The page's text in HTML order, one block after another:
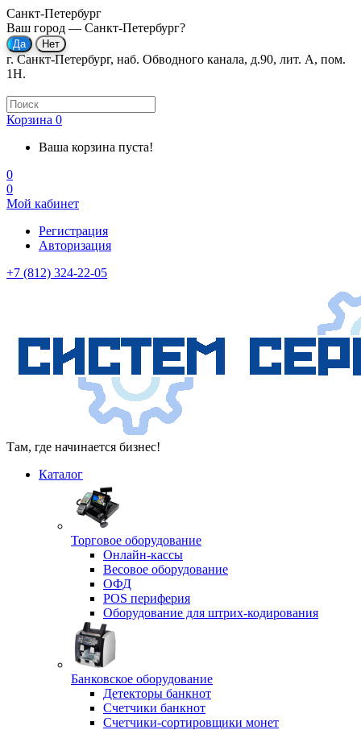
Санкт-Петербург
Ваш город — Санкт-Петербург?
г. Санкт-Петербург, наб. Обводного канала, д.90, лит. А, пом.
1Н.
Корзина 0
Ваша корзина пуста!
0
0
Мой кабинет
Регистрация
Авторизация
+7 (812) 324-22-05
Там, где начинается бизнес!
Каталог
Торговое оборудование
Онлайн-кассы
Весовое оборудование
ОФД
POS периферия
Оборудование для штрих-кодирования
Банковское оборудование
Детекторы банкнот
Счетчики банкнот
Счетчики-сортировщики монет